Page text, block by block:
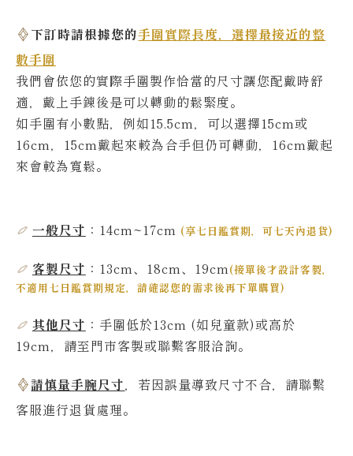
下訂時請根據您的手圍實際長度，選擇最接近的整
數手圍
我們會依您的實際手圍製作恰當的尺寸讓您配戴時舒
適，戴上手鍊後是可以轉動的鬆緊度。
如手圍有小數點，例如15.5cm，可以選擇15cm或
16cm，15cm戴起來較為合手但仍可轉動，16cm戴起
來會較為寬鬆。
一般尺寸 ：14cm~17cm (享七日鑑賞期，可七天內退貨)
客製尺寸 ：13cm、18cm、19cm(接單後才設計客製，
不適用七日鑑賞期規定，請確認您的需求後再下單購買)
其他尺寸 ： 手圍低於13cm (如兒童款)或高於
19cm，請至門市客製或聯繫客服洽詢。
請慎量手腕尺寸，若因誤量導致尺寸不合，請聯繫
客服進行退貨處理。